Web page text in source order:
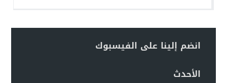
انضم إلينا على الفيسبوك
الأحدث